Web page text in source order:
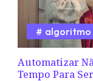
Automatizar
Tempo Para
algoritmo